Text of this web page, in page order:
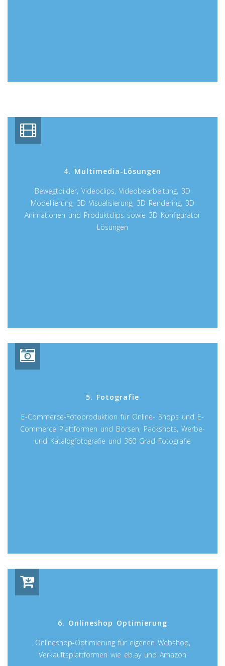
4. Multimedia-Lösungen
Bewegtbilder, Videoclips, Videobearbeitung, 3D
Modellierung, 3D Visualisierung, 3D Rendering, 3D
Animationen und Produktclips sowie 3D Konfigurator
Lösungen
5. Fotografie
E-Commerce-Fotoproduktion für Online- Shops und E-
Commerce Plattformen und Börsen, Packshots, Werbe-
und Katalogfotografie und 360 Grad Fotografie
6. Onlineshop Optimierung
Onlineshop-Optimierung für eigenen Webshop,
Verkauftsplattformen wie eb.ay und Amazon